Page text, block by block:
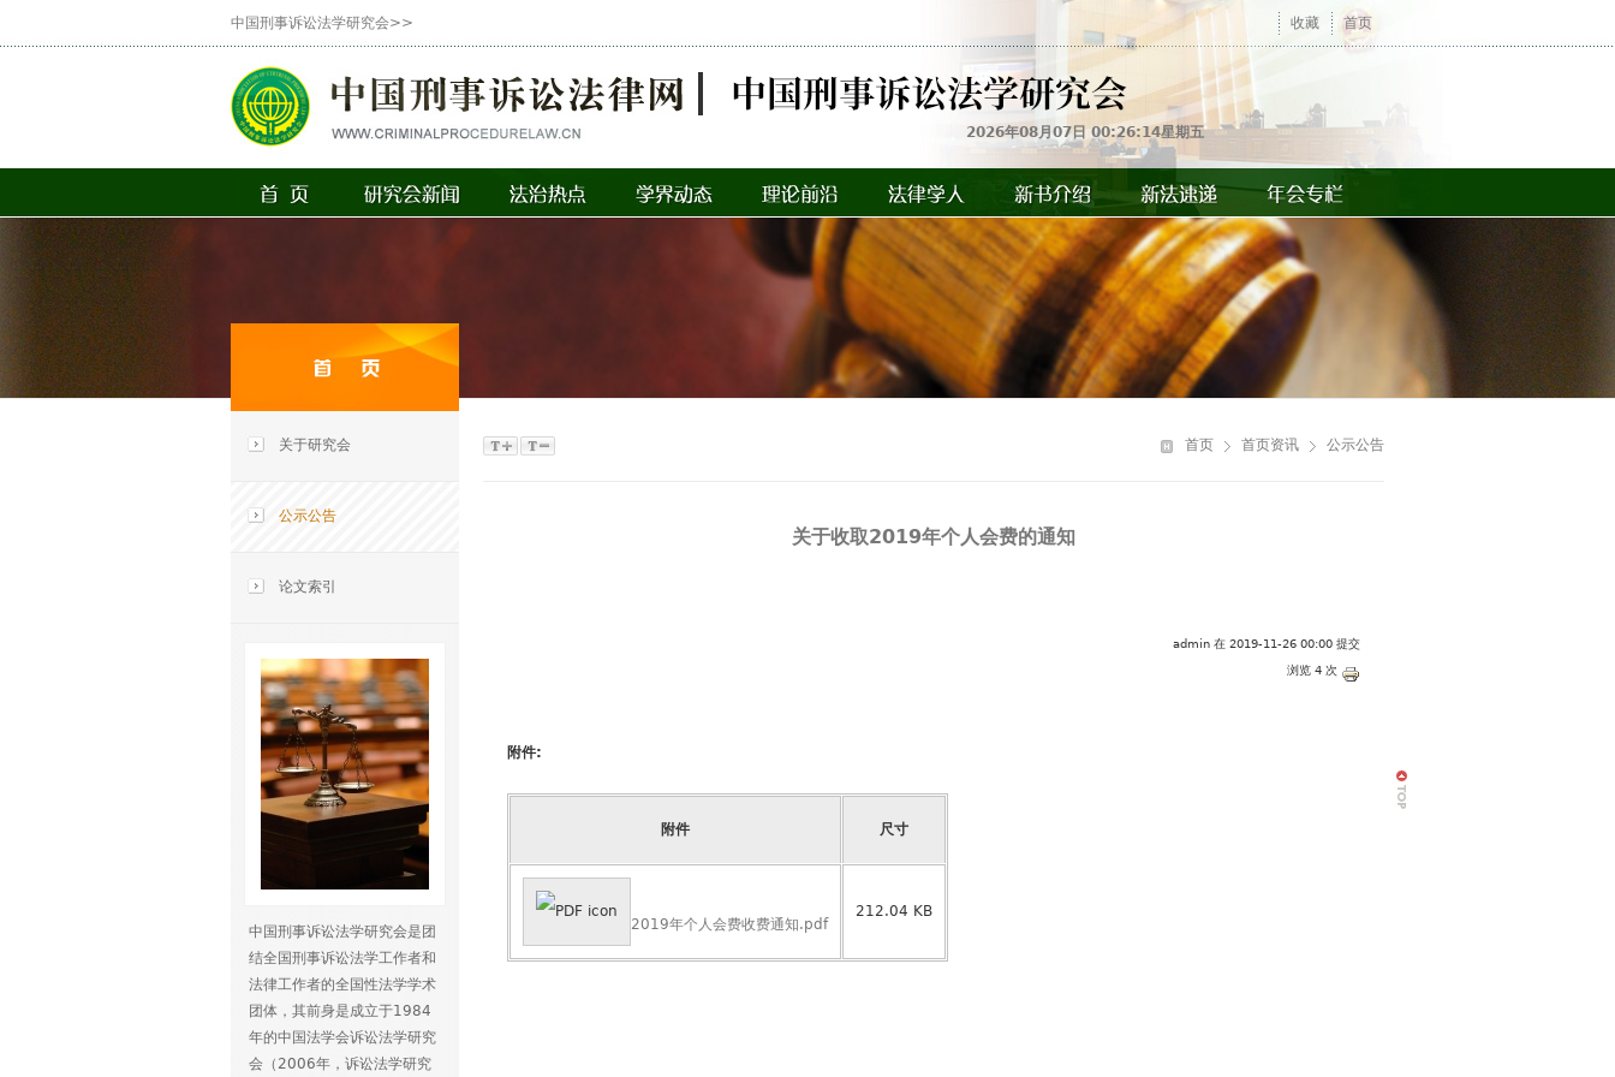
中国刑事诉讼法学研究会>> 收藏 首页
2026年08月07日 00:26:14星期五
关于研究会
公示公告
论文索引
中国刑事诉讼法学研究会是团
结全国刑事诉讼法学工作者和
法律工作者的全国性法学学术
团体，其前身是成立于1984
年的中国法学会诉讼法学研究
会（2006年，诉讼法学研究
在
首页 首页资讯 公示公告
关于收取2019年个人会费的通知
admin 在 2019-11-26 00:00 提交
浏览 4 次
附件:
附件 尺寸
2019年个人会费收费通知.pdf
212.04 KB